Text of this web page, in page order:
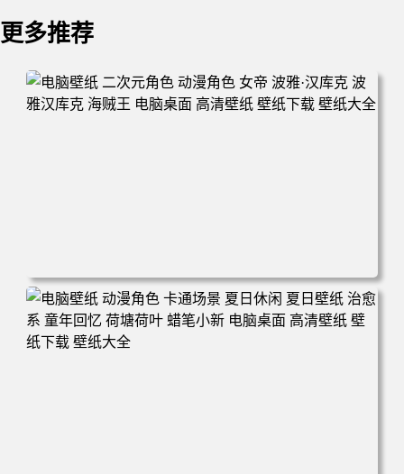
更多推荐
电脑壁纸 二次元角色 动漫角色 女帝 波雅·汉库克 波雅汉库
克 海贼王 电脑桌面 高清壁纸 壁纸下载 壁纸大全